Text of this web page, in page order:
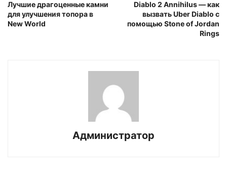
Лучшие драгоценные камни
для улучшения топора в
New World
Diablo 2 Annihilus — как
вызвать Uber Diablo с
помощью Stone of Jordan
Rings
Администратор